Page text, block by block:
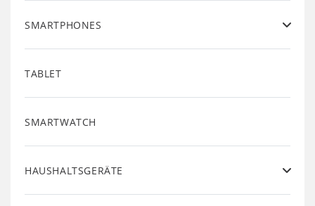
SMARTPHONES
TABLET
SMARTWATCH
HAUSHALTSGERÄTE